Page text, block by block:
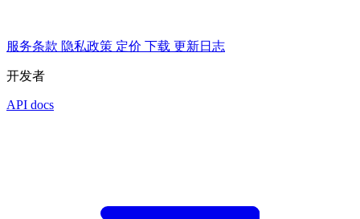
服务条款 隐私政策 定价 下载 更新日志
开发者
API docs